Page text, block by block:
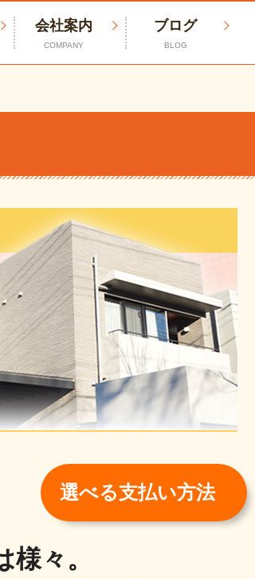
会社案内
COMPANY
ブログ
BLOG
選べる支払い方法
々。